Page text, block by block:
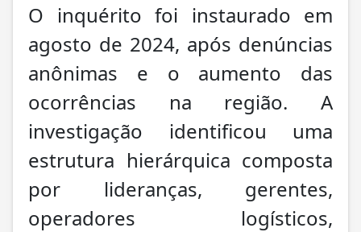
O inquérito foi instaurado em
agosto de 2024, após denúncias
anônimas e o aumento das
ocorrências na região. A
investigação identificou uma
estrutura hierárquica composta
por lideranças, gerentes,
operadores logísticos,